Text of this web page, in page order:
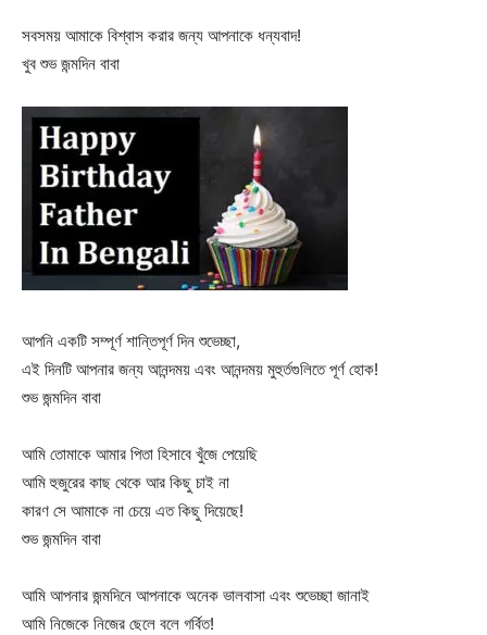
সবসময় আমাকে বিশ্বাস করার জন্য আপনাকে ধন্যবাদ!
খুব শুভ জন্মদিন বাবা
আপনি একটি সম্পূর্ণ শান্তিপূর্ণ দিন শুভেচ্ছা,
এই দিনটি আপনার জন্য আনন্দময় এবং আনন্দময় মুহুর্তগুলিতে পূর্ণ হোক!
শুভ জন্মদিন বাবা
আমি তোমাকে আমার পিতা হিসাবে খুঁজে পেয়েছি
আমি হুজুরের কাছ থেকে আর কিছু চাই না
কারণ সে আমাকে না চেয়ে এত কিছু দিয়েছে!
শুভ জন্মদিন বাবা
আমি আপনার জন্মদিনে আপনাকে অনেক ভালবাসা এবং শুভেচ্ছা জানাই
আমি নিজেকে নিজের ছেলে বলে গর্বিত!